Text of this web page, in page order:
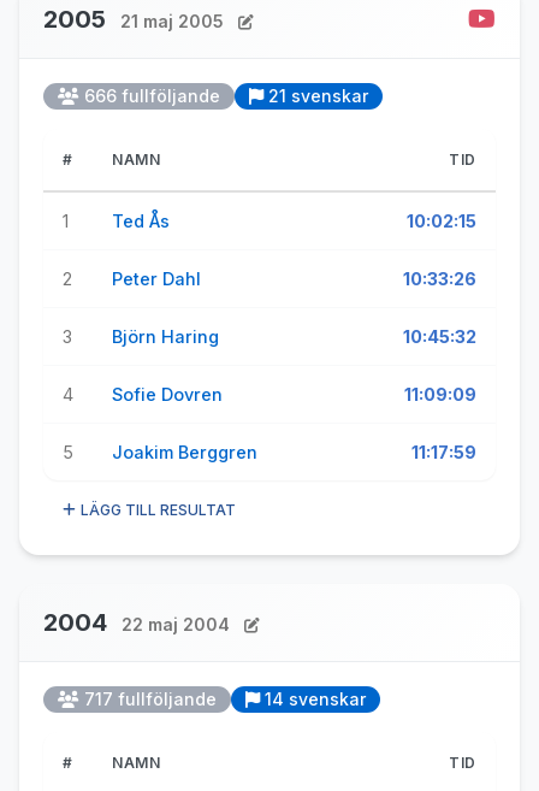
2005 21 maj 2005
666 fullföljande 21 svenskar
# NAMN TID
1 Ted Ås 10:02:15
2 Peter Dahl 10:33:26
3 Björn Haring 10:45:32
4 Sofie Dovren 11:09:09
5 Joakim Berggren 11:17:59
LÄGG TILL RESULTAT
2004 22 maj 2004
717 fullföljande 14 svenskar
# NAMN TID